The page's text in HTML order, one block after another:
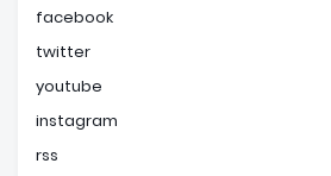
facebook
twitter
youtube
instagram
rss